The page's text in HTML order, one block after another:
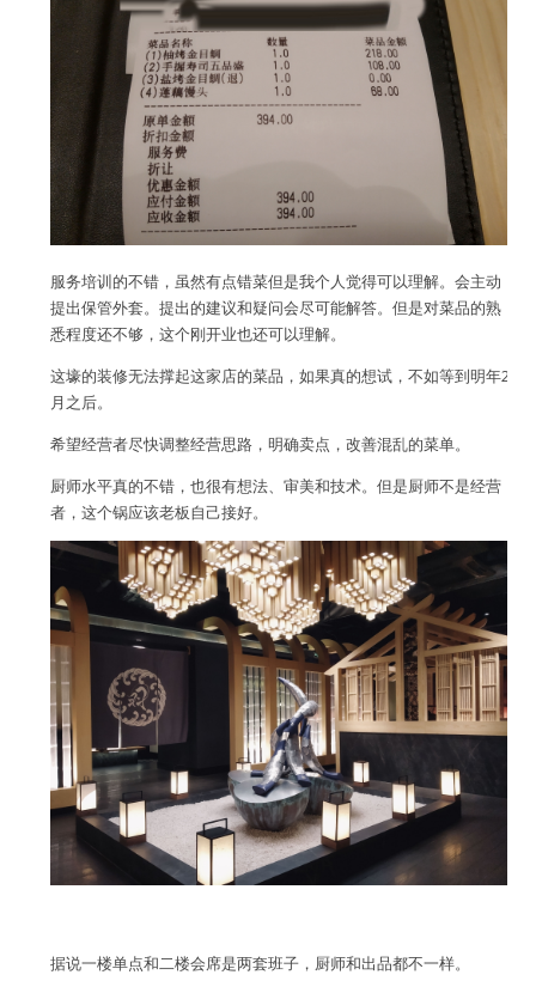
服务培训的不错，虽然有点错菜但是我个人觉得可以理解。会主动
提出保管外套。提出的建议和疑问会尽可能解答。但是对菜品的熟
悉程度还不够，这个刚开业也还可以理解。
这壕的装修无法撑起这家店的菜品，如果真的想试，不如等到明年2
月之后。
希望经营者尽快调整经营思路，明确卖点，改善混乱的菜单。
厨师水平真的不错，也很有想法、审美和技术。但是厨师不是经营
者，这个锅应该老板自己接好。
据说一楼单点和二楼会席是两套班子，厨师和出品都不一样。